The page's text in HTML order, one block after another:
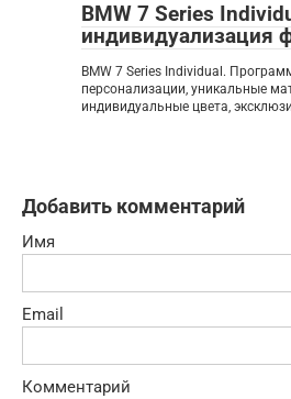
BMW 7 Series
индивидуализация
BMW 7 Series Individual.
персонализации, уникальные
индивидуальные цвета,
Добавить комментарий
Имя
Email
Комментарий